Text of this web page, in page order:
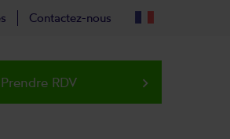
Contactez-nous
Prendre RDV keyboard_arrow_right